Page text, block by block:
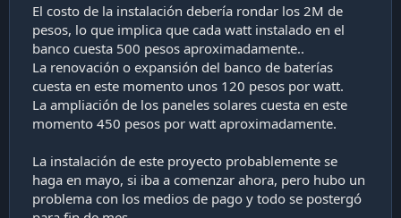
El costo de la instalación debería rondar los 2M de
pesos, lo que implica que cada watt instalado en el
banco cuesta 500 pesos aproximadamente..
La renovación o expansión del banco de baterías
cuesta en este momento unos 120 pesos por watt.
La ampliación de los paneles solares cuesta en este
momento 450 pesos por watt aproximadamente.
La instalación de este proyecto probablemente se
haga en mayo, si iba a comenzar ahora, pero hubo un
problema con los medios de pago y todo se postergó